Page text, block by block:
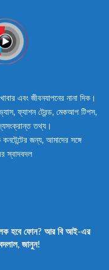
এবং জীবনযাপনের নানা দিক।
ফ্যাশন ট্রেন্ড, মেকআপ টিপস,
তথ্য।
জন্য, আমাদের সঙ্গে
স্বাদবদল
হবে ফোন? আর বি আই-এর
জানুন!